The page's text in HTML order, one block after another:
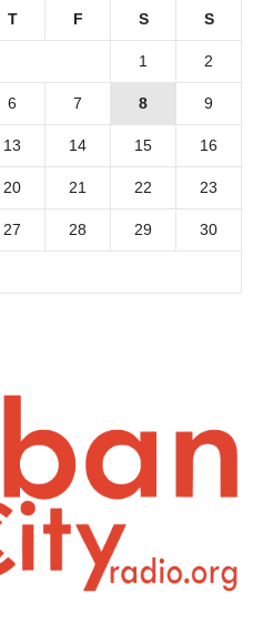
T F S S
1 2
6 7 8 9
13 14 15 16
20 21 22 23
27 28 29 30